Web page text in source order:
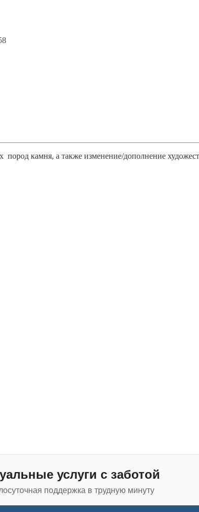
камня, а также изменение/дополнение
услуги с заботой
поддержка в трудную минуту